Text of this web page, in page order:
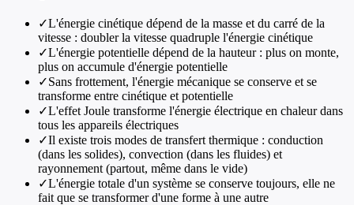
✓L'énergie cinétique dépend de la masse et du carré de la
vitesse : doubler la vitesse quadruple l'énergie cinétique
✓L'énergie potentielle dépend de la hauteur : plus on monte,
plus on accumule d'énergie potentielle
✓Sans frottement, l'énergie mécanique se conserve et se
transforme entre cinétique et potentielle
✓L'effet Joule transforme l'énergie électrique en chaleur dans
tous les appareils électriques
✓Il existe trois modes de transfert thermique : conduction
(dans les solides), convection (dans les fluides) et
rayonnement (partout, même dans le vide)
✓L'énergie totale d'un système se conserve toujours, elle ne
fait que se transformer d'une forme à une autre